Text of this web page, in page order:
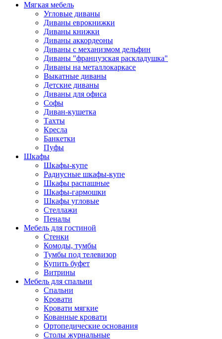
Мягкая мебель
Угловые диваны
Диваны еврокнижки
Диваны книжки
Диваны аккордеоны
Диваны с механизмом дельфин
Диваны "французская раскладушка"
Диваны на металлокаркасе
Выкатные диваны
Детские диваны
Диваны для офиса
Софы
Диван-кушетка
Тахты
Кресла
Банкетки
Пуфы
Шкафы
Шкафы-купе
Радиусные шкафы-купе
Шкафы распашные
Шкафы-гармошки
Шкафы угловые
Стеллажи
Пеналы
Мебель для гостиной
Стенки
Комоды, тумбы
Тумбы под телевизор
Купить буфет
Витрины
Мебель для спальни
Спальни
Кровати
Кровати мягкие
Кованные кровати
Ортопедические основания
Столы журнальные